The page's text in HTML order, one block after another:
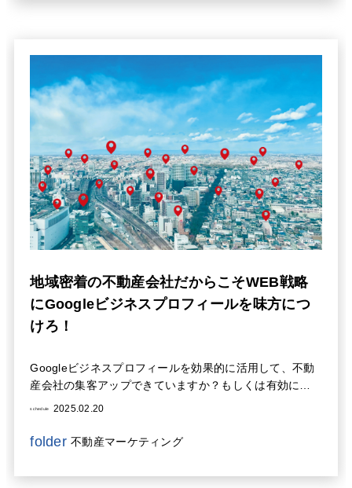
地域密着の不動産会社だからこそWEB戦略
にGoogleビジネスプロフィールを味方につ
けろ！
Googleビジネスプロフィールを効果的に活用して、不動
産会社の集客アップできていますか？もしくは有効に活
用してこれから展開していきたい創業したての会社に有
点から、不動産会社がGoogleビジネスプロフィールを活
schedule 2025.02.20
folder 不動産マーケティング